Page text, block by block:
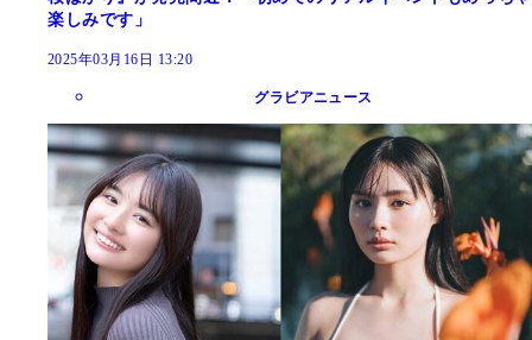
楽しみです」
2025年03月16日 13:20
グラビアニュース